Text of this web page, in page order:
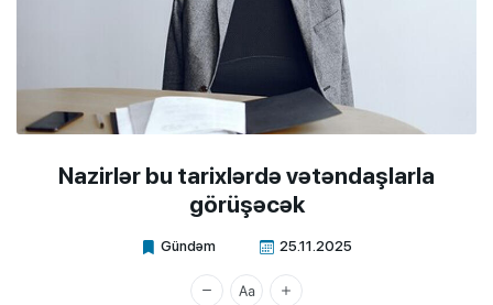
Nazirlər bu tarixlərdə vətəndaşlarla
görüşəcək
Gündəm 25.11.2025
Xalq.Online